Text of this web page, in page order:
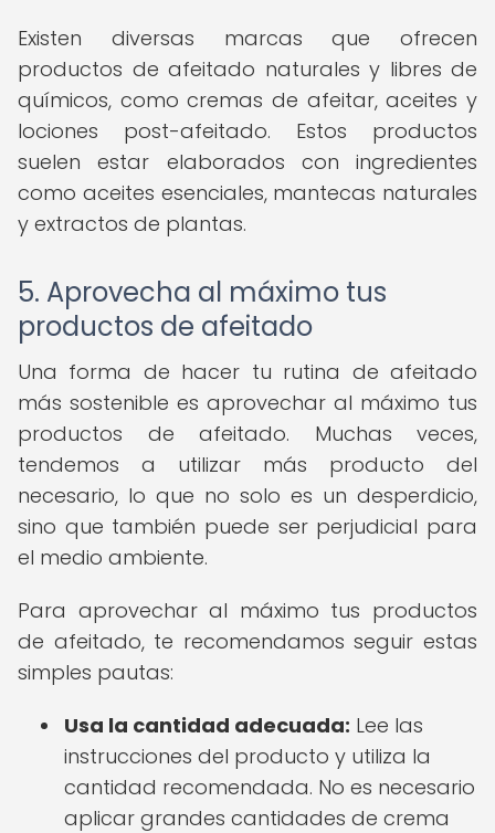
Existen diversas marcas que ofrecen
productos de afeitado naturales y libres de
químicos, como cremas de afeitar, aceites y
lociones post-afeitado. Estos productos
suelen estar elaborados con ingredientes
como aceites esenciales, mantecas naturales
y extractos de plantas.
5. Aprovecha al máximo tus
productos de afeitado
Una forma de hacer tu rutina de afeitado
más sostenible es aprovechar al máximo tus
productos de afeitado. Muchas veces,
tendemos a utilizar más producto del
necesario, lo que no solo es un desperdicio,
sino que también puede ser perjudicial para
el medio ambiente.
Para aprovechar al máximo tus productos
de afeitado, te recomendamos seguir estas
simples pautas:
Usa la cantidad adecuada: Lee las
instrucciones del producto y utiliza la
cantidad recomendada. No es necesario
aplicar grandes cantidades de crema